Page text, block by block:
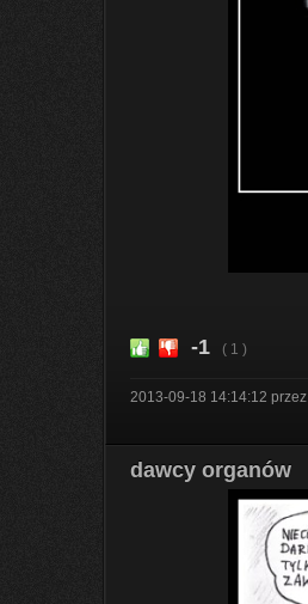
-1 ( 1 )
2013-09-18 14:14:12 przez
dawcy organów